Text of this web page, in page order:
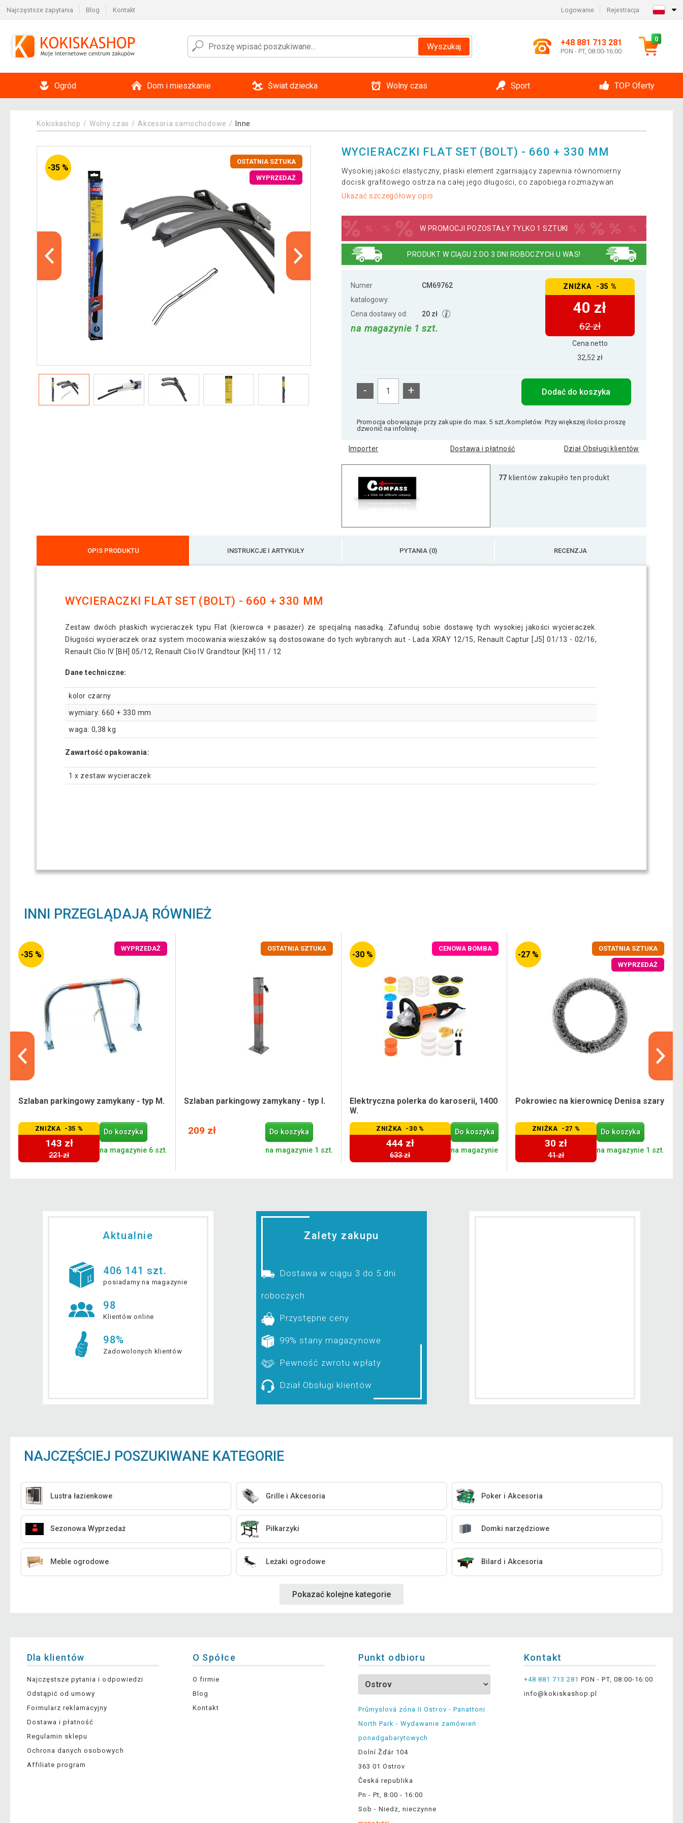
Najczęstsze zapytania Blog Kontakt Logowanie Rejestracja
Wyszukaj +48 881 713 281
PON - PT, 08:00-16:00
0
Ogród Dom i mieszkanie Świat dziecka Wolny czas Sport TOP Oferty
Kokiskashop Wolny czas Akcesoria samochodowe Inne
-35 %
OSTATNIA SZTUKA
WYPRZEDAŻ
WYCIERACZKI FLAT SET (BOLT) - 660 + 330 MM
Wysokiej jakości elastyczny, płaski element zgarniający zapewnia równomierny
docisk grafitowego ostrza na całej jego długości, co zapobiega rozmazywan
Ukazać szczegółowy opis
W PROMOCJI POZOSTAŁY TYLKO 1 SZTUKI
PRODUKT W CIĄGU 2 DO 3 DNI ROBOCZYCH U WAS!
Numer
katalogowy:
CM69762
Cena dostawy od: 20 zł
na magazynie 1 szt.
ZNIŻKA -35 %
40 zł
62 zł
Cena netto
32,52 zł
- + Dodać do koszyka
Promocja obowiązuje przy zakupie do max. 5 szt./kompletów. Przy większej ilości proszę
dzwonić na infolinię.
Importer Dostawa i płatność Dział Obsługi klientów
77 klientów zakupiło ten produkt
OPIS PRODUKTU INSTRUKCJE I ARTYKUŁY PYTANIA (0) RECENZJA
WYCIERACZKI FLAT SET (BOLT) - 660 + 330 MM
Zestaw dwóch płaskich wycieraczek typu Flat (kierowca + pasażer) ze specjalną nasadką. Zafunduj sobie dostawę tych wysokiej jakości wycieraczek.
Długości wycieraczek oraz system mocowania wieszaków są dostosowane do tych wybranych aut - Lada XRAY 12/15, Renault Captur [J5] 01/13 - 02/16,
Renault Clio IV [BH] 05/12, Renault Clio IV Grandtour [KH] 11 / 12
Dane techniczne:
kolor czarny
wymiary: 660 + 330 mm
waga: 0,38 kg
Zawartość opakowania:
1 x zestaw wycieraczek
INNI PRZEGLĄDAJĄ RÓWNIEŻ
-35 %
WYPRZEDAŻ
Szlaban parkingowy zamykany - typ M.
ZNIŻKA -35 %
143 zł
221 zł
Do koszyka
na magazynie 6 szt.
OSTATNIA SZTUKA
Szlaban parkingowy zamykany - typ I.
209 zł Do koszyka
na magazynie 1 szt.
-30 %
CENOWA BOMBA
Elektryczna polerka do karoserii, 1400
W.
ZNIŻKA -30 %
444 zł
633 zł
Do koszyka
na magazynie
-27 %
OSTATNIA SZTUKA
WYPRZEDAŻ
Pokrowiec na kierownicę Denisa szary
ZNIŻKA -27 %
30 zł
41 zł
Do koszyka
na magazynie 1 szt.
Aktualnie
406 141 szt.
posiadamy na magazynie
98
Klientów online
98%
Zadowolonych klientów
Zalety zakupu
Dostawa w ciągu 3 do 5 dni
roboczych
Przystępne ceny
99% stany magazynowe
Pewność zwrotu wpłaty
Dział Obsługi klientów
NAJCZĘŚCIEJ POSZUKIWANE KATEGORIE
Lustra łazienkowe Grille i Akcesoria Poker i Akcesoria
Sezonowa Wyprzedaż Piłkarzyki Domki narzędziowe
Meble ogrodowe Leżaki ogrodowe Bilard i Akcesoria
Pokazać kolejne kategorie
Dla klientów
Najczęstsze pytania i odpowiedzi
Odstąpić od umowy
Formularz reklamacyjny
Dostawa i płatność
Regulamin sklepu
Ochrona danych osobowych
Affiliate program
O Spółce
O firmie
Blog
Kontakt
Punkt odbioru
Průmyslová zóna II Ostrov - Panattoni
North Park - Wydawanie zamówień
ponadgabarytowych
Dolní Žďár 104
363 01 Ostrov
Česká republika
Pn - Pt, 8:00 - 16:00
Sob - Niedz, nieczynne
Kontakt
+48 881 713 281 PON - PT, 08:00-16:00
info@kokiskashop.pl